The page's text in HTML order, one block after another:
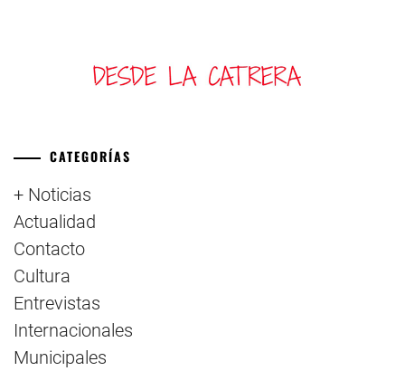
CATEGORÍAS
+ Noticias
Actualidad
Contacto
Cultura
Entrevistas
Internacionales
Municipales